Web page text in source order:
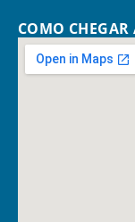
COMO CHEGAR